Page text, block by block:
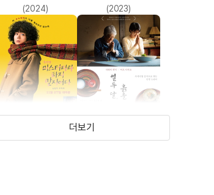
그대들은 어떻게 살
것인가
(2024)
것인가
(2023)
더보기